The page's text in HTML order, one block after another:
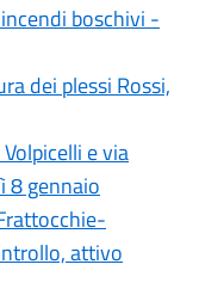
boschivi -
dei plessi Rossi,
e via
8 gennaio
attivo